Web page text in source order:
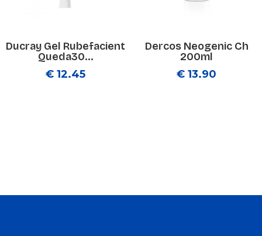
Ducray Gel Rubefacient
Queda30...
€ 12.45
Dercos Neogenic Ch
200ml
€ 13.90